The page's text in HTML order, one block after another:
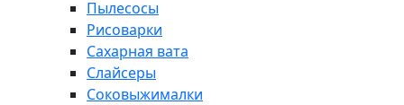
Пылесосы
Рисоварки
Сахарная вата
Слайсеры
Соковыжималки